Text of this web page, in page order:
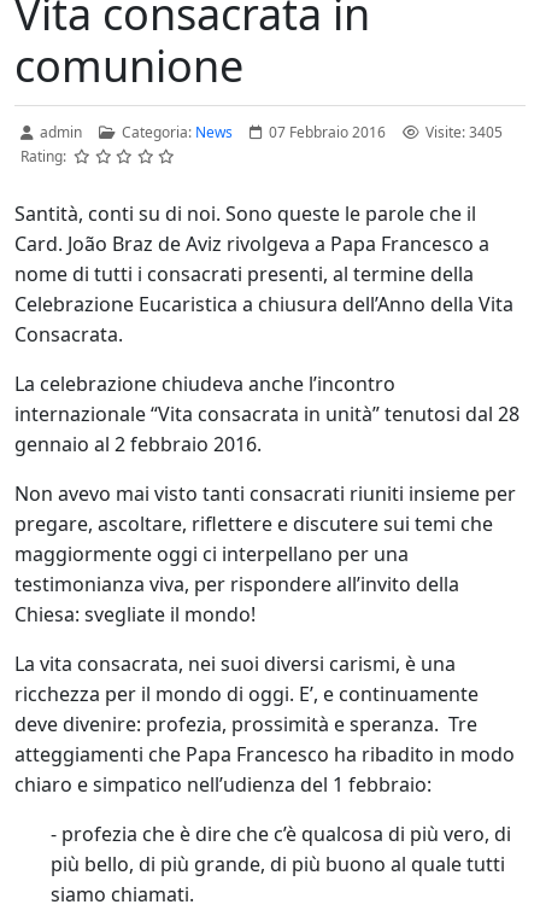
Vita consacrata in
comunione
admin Categoria: News 07 Febbraio 2016
Visite: 3405
Rating:
Santità, conti su di noi. Sono queste le parole che il
Card. João Braz de Aviz rivolgeva a Papa Francesco a
nome di tutti i consacrati presenti, al termine della
Celebrazione Eucaristica a chiusura dell’Anno della Vita
Consacrata.
La celebrazione chiudeva anche l’incontro
internazionale “Vita consacrata in unità” tenutosi dal 28
gennaio al 2 febbraio 2016.
Non avevo mai visto tanti consacrati riuniti insieme per
pregare, ascoltare, riflettere e discutere sui temi che
maggiormente oggi ci interpellano per una
testimonianza viva, per rispondere all’invito della
Chiesa: svegliate il mondo!
La vita consacrata, nei suoi diversi carismi, è una
ricchezza per il mondo di oggi. E’, e continuamente
deve divenire: profezia, prossimità e speranza. Tre
atteggiamenti che Papa Francesco ha ribadito in modo
chiaro e simpatico nell’udienza del 1 febbraio:
- profezia che è dire che c’è qualcosa di più vero, di
più bello, di più grande, di più buono al quale tutti
siamo chiamati.